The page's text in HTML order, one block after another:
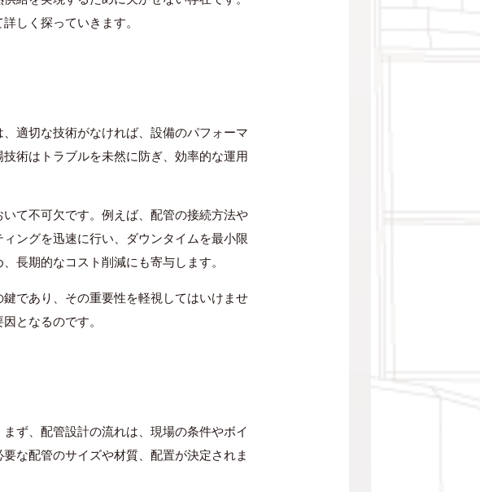
しく探っていきます。
適切な技術がなければ、設備のパフォーマ
術はトラブルを未然に防ぎ、効率的な運用
て不可欠です。例えば、配管の接続方法や
ングを迅速に行い、ダウンタイムを最小限
長期的なコスト削減にも寄与します。
であり、その重要性を軽視してはいけませ
となるのです。
ず、配管設計の流れは、現場の条件やボイ
な配管のサイズや材質、配置が決定されま